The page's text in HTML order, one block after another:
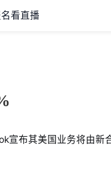
看直播
宣布其美国业务将由新